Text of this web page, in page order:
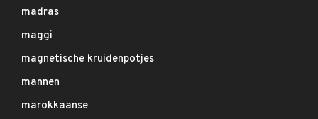
madras
maggi
magnetische kruidenpotjes
mannen
marokkaanse